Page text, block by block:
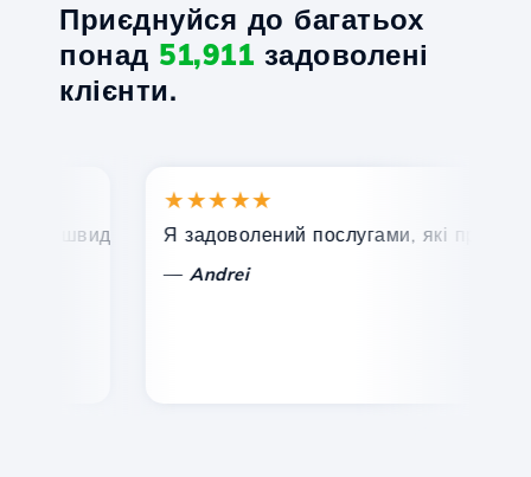
Приєднуйся до багатьох
понад 51,911 задоволені
клієнти.
та ефективна технічна підтримка.
★★★★★
Я задоволений послугами, які пропонує
Andrei